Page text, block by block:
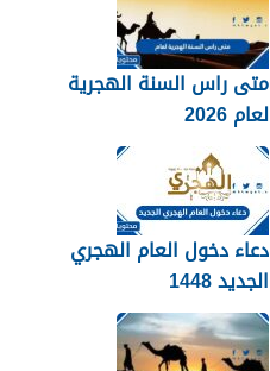
متى راس السنة الهجرية
لعام 2026
دعاء دخول العام الهجري
الجديد 1448